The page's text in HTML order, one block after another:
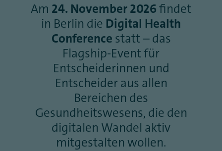
Am 24. November 2026findet
in Berlin die Digital Health
Conference statt – das
Flagship-Event für
Entscheiderinnen und
Entscheider aus allen
Bereichen des
Gesundheitswesens, die den
digitalen Wandel aktiv
mitgestalten wollen.